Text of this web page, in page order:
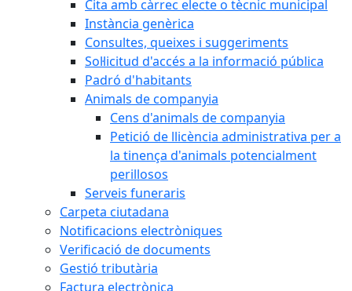
Cita amb càrrec electe o tècnic municipal
Instància genèrica
Consultes, queixes i suggeriments
Sol·licitud d'accés a la informació pública
Padró d'habitants
Animals de companyia
Cens d'animals de companyia
Petició de llicència administrativa per a
la tinença d'animals potencialment
perillosos
Serveis funeraris
Carpeta ciutadana
Notificacions electròniques
Verificació de documents
Gestió tributària
Factura electrònica